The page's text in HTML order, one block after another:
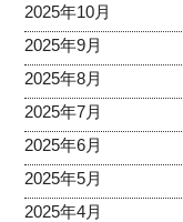
2025年10月
2025年9月
2025年8月
2025年7月
2025年6月
2025年5月
2025年4月